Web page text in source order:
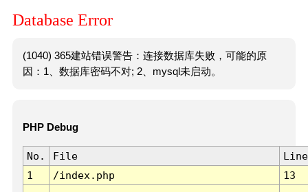
Database Error
(1040) 365建站错误警告：连接数据库失败，可能的原
因：1、数据库密码不对; 2、mysql未启动。
PHP Debug
No. File
Line
1
/index.php 13